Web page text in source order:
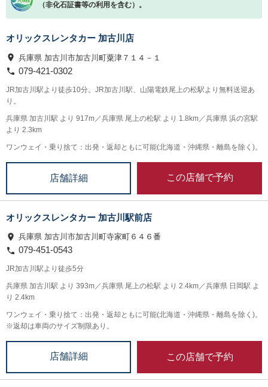
（非化石証書等の利用を含む）。
オリックスレンタカー 加古川店
兵庫県 加古川市加古川町粟津７１４－１
079-421-0302
JR加古川駅より徒歩10分。JR加古川駅、山陽電鉄尾上の松駅より無料送迎あ
り。
兵庫県 加古川駅 より 917m／兵庫県 尾上の松駅 より 1.8km／兵庫県 浜の宮駅
より 2.3km
ワンウェイ・乗り捨て：出発・返却ともに可能(北海道・沖縄県・離島を除く)。
店舗詳細 この店舗で予約
オリックスレンタカー 加古川駅前店
兵庫県 加古川市加古川町寺家町６４６番
079-451-0543
JR加古川駅より徒歩5分
兵庫県 加古川駅 より 393m／兵庫県 尾上の松駅 より 2.4km／兵庫県 日岡駅 よ
り 2.4km
ワンウェイ・乗り捨て：出発・返却ともに可能(北海道・沖縄県・離島を除く)。
※返却は車両のサイズ制限あり。
店舗詳細 この店舗で予約